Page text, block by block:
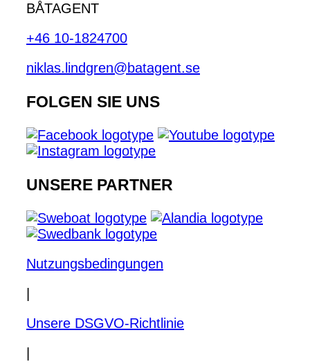
BÅTAGENT
+46 10-1824700
niklas.lindgren@batagent.se
FOLGEN SIE UNS
UNSERE PARTNER
Nutzungsbedingungen
Unsere DSGVO-Richtlinie